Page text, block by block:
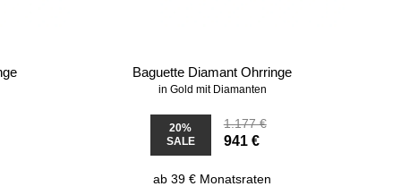
Baguette Diamant Ohrringe
in Gold mit Diamanten
20%
SALE
1.177 €
941 €
ab 39 € Monatsraten